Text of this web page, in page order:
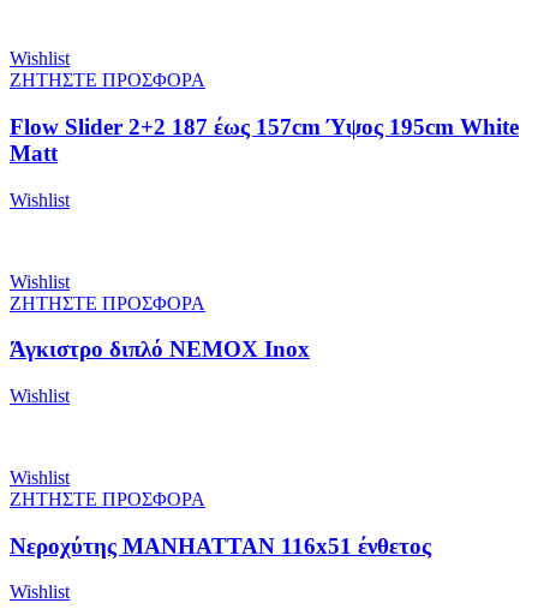
Wishlist
ΖΗΤΗΣΤΕ ΠΡΟΣΦΟΡΑ
Flow Slider 2+2 187 έως 157cm Ύψος 195cm White
Matt
Wishlist
Wishlist
ΖΗΤΗΣΤΕ ΠΡΟΣΦΟΡΑ
Άγκιστρο διπλό NEMOX Inox
Wishlist
Wishlist
ΖΗΤΗΣΤΕ ΠΡΟΣΦΟΡΑ
Νεροχύτης MANHATTAN 116x51 ένθετος
Wishlist